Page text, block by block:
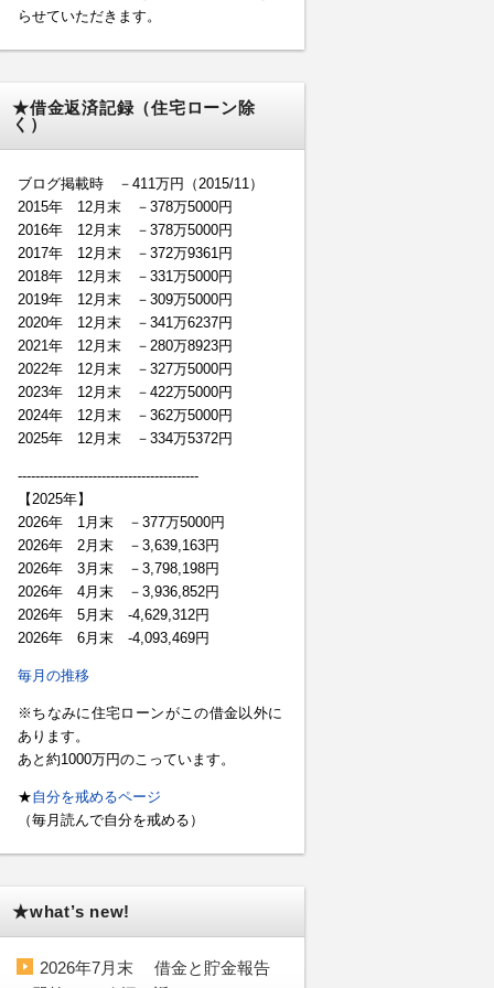
らせていただきます。
★借金返済記録（住宅ローン除
く）
ブログ掲載時 －411万円（2015/11）
2015年 12月末 －378万5000円
2016年 12月末 －378万5000円
2017年 12月末 －372万9361円
2018年 12月末 －331万5000円
2019年 12月末 －309万5000円
2020年 12月末 －341万6237円
2021年 12月末 －280万8923円
2022年 12月末 －327万5000円
2023年 12月末 －422万5000円
2024年 12月末 －362万5000円
2025年 12月末 －334万5372円
-----------------------------------------
【2025年】
2026年 1月末 －377万5000円
2026年 2月末 －3,639,163円
2026年 3月末 －3,798,198円
2026年 4月末 －3,936,852円
2026年 5月末 -4,629,312円
2026年 6月末 -4,093,469円
毎月の推移
※ちなみに住宅ローンがこの借金以外に
あります。
あと約1000万円のこっています。
★自分を戒めるページ
（毎月読んで自分を戒める）
★what’s new!
2026年7月末 借金と貯金報告